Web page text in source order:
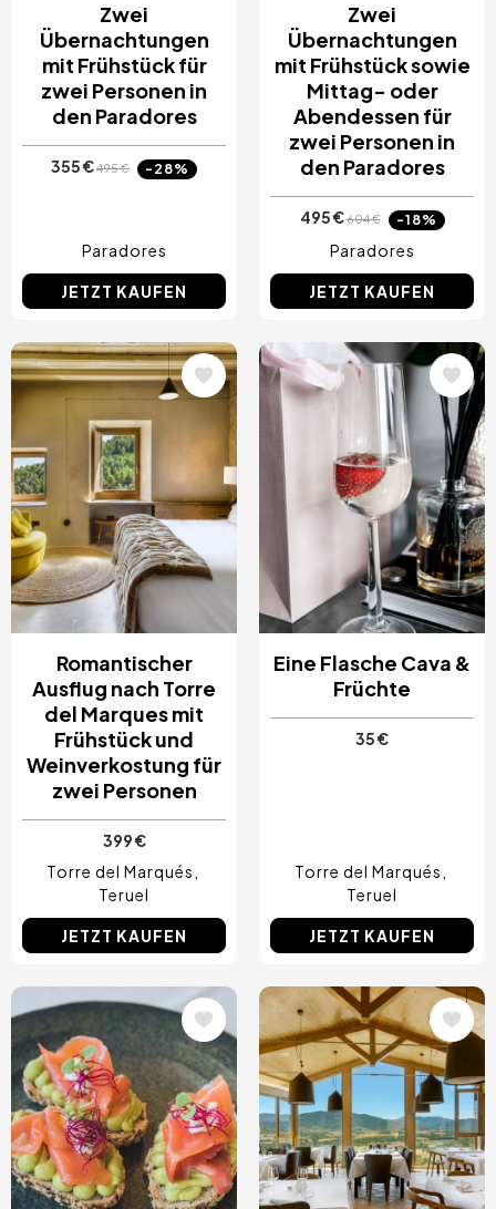
Zwei
Übernachtungen
mit Frühstück für
zwei Personen in
den Paradores
355 €495 € -28%
Paradores
JETZT KAUFEN
Zwei
Übernachtungen
mit Frühstück sowie
Mittag- oder
Abendessen für
zwei Personen in
den Paradores
495 €604 € -18%
Paradores
JETZT KAUFEN
Bild
Romantischer
Ausflug nach Torre
del Marques mit
Frühstück und
Weinverkostung für
zwei Personen
399 €
Torre del Marqués
Teruel
JETZT KAUFEN
Bild
Eine Flasche Cava &
Früchte
35 €
Torre del Marqués
Teruel
JETZT KAUFEN
Bild Bild